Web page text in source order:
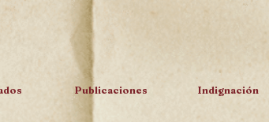
Publicaciones Indignación